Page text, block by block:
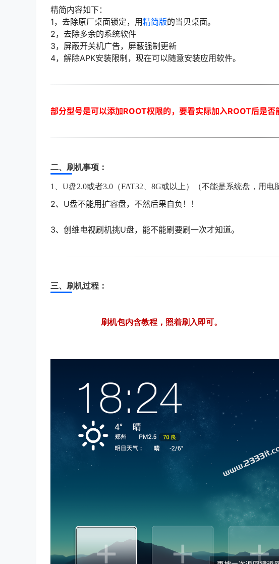
精简内容如下：
1，去除原厂桌面锁定，用精简版的当贝桌面。
2，去除多余的系统软件
3，屏蔽开关机广告，屏蔽强制更新
4，解除APK安装限制，现在可以随意安装应用软件。
部分型号是可以添加ROOT权限的，要看实际加入ROOT后是否
二、刷机事项：
1、U盘2.0或者3.0（FAT32、8G或以上）（不能是系统盘，用电
2、U盘不能用扩容盘，不然后果自负！！
3、创维电视刷机挑U盘，能不能刷要刷一次才知道。
三、刷机过程：
刷机包内含教程，照着刷入即可。